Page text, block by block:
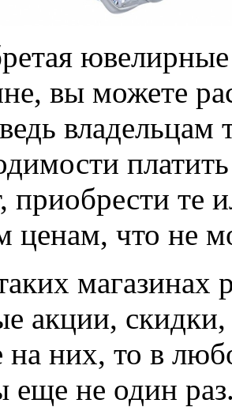
вы можете
владельцам
приобрести
ценам, что не
магазинах
акции,
на них, то в
еще не один